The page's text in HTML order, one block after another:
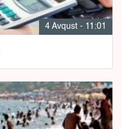
4 Avqust - 11:01